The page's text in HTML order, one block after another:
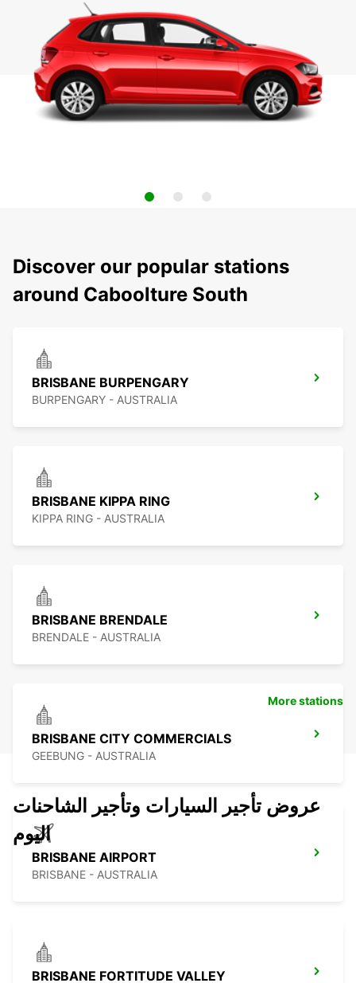
Discover our popular stations
around Caboolture South
BRISBANE BURPENGARY
BURPENGARY - AUSTRALIA
BRISBANE KIPPA RING
KIPPA RING - AUSTRALIA
BRISBANE BRENDALE
BRENDALE - AUSTRALIA
BRISBANE CITY COMMERCIALS
GEEBUNG - AUSTRALIA
BRISBANE AIRPORT
BRISBANE - AUSTRALIA
BRISBANE FORTITUDE VALLEY
More stations
عروض تأجير السيارات وتأجير الشاحنات
اليوم